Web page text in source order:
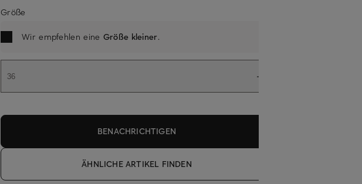
Größe
Wir empfehlen eine Größe kleiner.
36
BENACHRICHTIGEN
ÄHNLICHE ARTIKEL FINDEN